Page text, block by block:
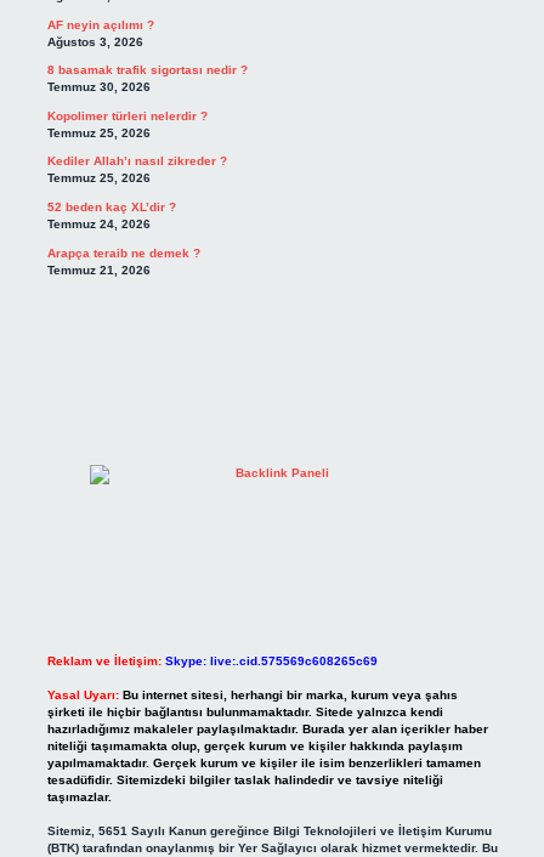
AF neyin açılımı ?
Ağustos 3, 2026
8 basamak trafik sigortası nedir ?
Temmuz 30, 2026
Kopolimer türleri nelerdir ?
Temmuz 25, 2026
Kediler Allah’ı nasıl zikreder ?
Temmuz 25, 2026
52 beden kaç XL’dir ?
Temmuz 24, 2026
Arapça teraib ne demek ?
Temmuz 21, 2026
Reklam ve İletişim: Skype: live:.cid.575569c608265c69
Yasal Uyarı: Bu internet sitesi, herhangi bir marka, kurum veya şahıs
şirketi ile hiçbir bağlantısı bulunmamaktadır. Sitede yalnızca kendi
hazırladığımız makaleler paylaşılmaktadır. Burada yer alan içerikler haber
niteliği taşımamakta olup, gerçek kurum ve kişiler hakkında paylaşım
yapılmamaktadır. Gerçek kurum ve kişiler ile isim benzerlikleri tamamen
tesadüfidir. Sitemizdeki bilgiler taslak halindedir ve tavsiye niteliği
taşımazlar.
Sitemiz, 5651 Sayılı Kanun gereğince Bilgi Teknolojileri ve İletişim Kurumu
(BTK) tarafından onaylanmış bir Yer Sağlayıcı olarak hizmet vermektedir. Bu